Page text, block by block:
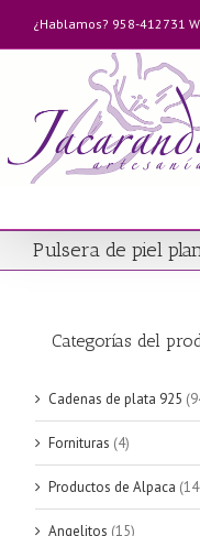
contenido
¿Hablamos? 958-412731
Pulsera de piel
Categorías del
Cadenas de plata 925
Fornituras (4)
Productos de Alpaca
Angelitos (15)